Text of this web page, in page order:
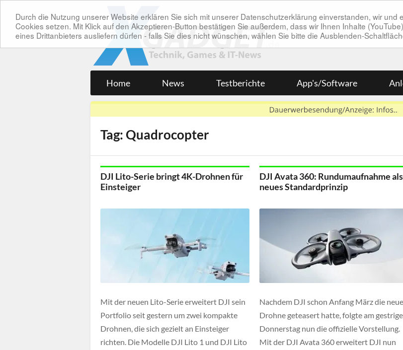
Durch die Nutzung unserer Website erklären Sie sich mit unserer Datenschutzerklärung einverstanden, wir und
Cookies setzen. Mit Klick auf den Akzeptieren-Button bestätigen Sie außerdem, dass wir Ihnen Inhalte
eines Drittanbieters ausliefern dürfen - falls Sie dies nicht wünschen, wählen Sie bitte die Ausblenden-
Home News Testberichte App's/Software
Tag: Quadrocopter
DJI Lito-Serie bringt 4K-Drohnen für
Einsteiger
Mit der neuen Lito-Serie erweitert DJI sein
Portfolio seit gestern um zwei kompakte
Drohnen, die sich gezielt an Einsteiger
richten. Die Modelle DJI Lito 1 und DJI Lito
DJI Avata 360: Rundumaufnahme als
neues Standardprinzip
Nachdem DJI schon Anfang März die neue
Drohne geteasert hatte, folgte am
Donnerstag nun die offizielle Vorstellung.
Mit der DJI Avata 360 erweitert DJI nun